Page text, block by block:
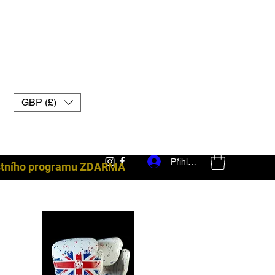
GBP (£)
Přihlásit se
programu ZDARMA bojové vybavení uk muay thai rukavice